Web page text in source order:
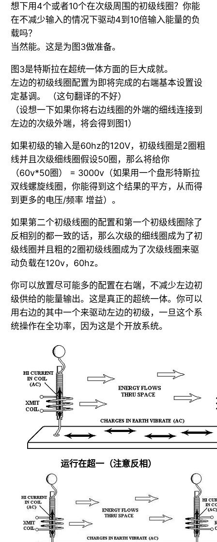
想下用4个或者10个在次级周围的初级线圈？你能
在不减少输入的情况下驱动4到10倍输入能量的负
载吗？
当然能。这是为图3做准备。
图3是特斯拉在超统一体方面的巨大成就。
左边的初级线圈配置为即将完成的右端基本设置设
定基调。 （这句翻译的不好）
（设想一下如果你将右边线圈的外端的细线连接到
左边的次级外端，将会得到图1）
如果初级的输入是60hz的120V，初级线圈是2圈粗
线并且次级细线圈假设50圈，那么将给你
（60v*50圈） = 3000v（如果用一个盘形特斯拉
双线螺旋线圈，你能得到这个结果的平方，从而得
到更多的电压/频率 增益）。
如果第二个初级线圈的配置和第一个初级线圈除了
反相别的都一致的话，那么次级的细线圈成为了初
级线圈并且粗的2圈初级线圈成为了次级线圈来驱
动负载在120v，60hz。
你可以放置尽可能多的配置在右端，不减少左边初
级供给的能量输出。这是真正的超统一体。你可以
用右边的其中一个来驱动左边的初级，一旦这个系
统操作在全功率，因为这是个开放系统。
运行在超一（注意反相）